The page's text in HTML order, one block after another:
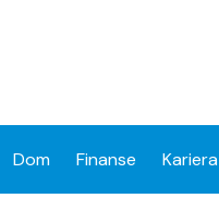
Dom Finanse Kariera